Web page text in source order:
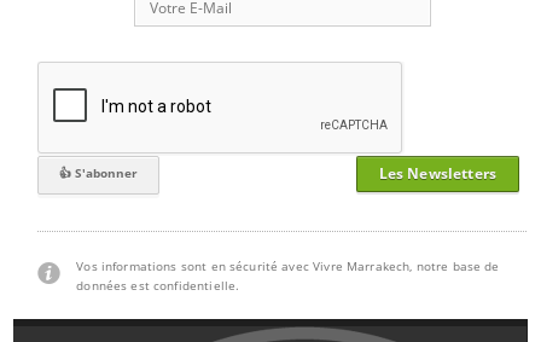
Les Newsletters
Vos informations sont en sécurité avec Vivre Marrakech, notre base de
données est confidentielle.